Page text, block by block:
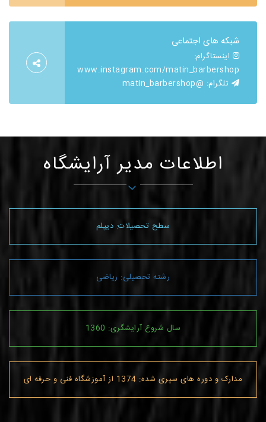
شبکه های اجتماعی
اینستاگرام:
www.instagram.com/matin_barbershop
تلگرام: @matin_barbershop
اطلاعات مدیر آرایشگاه
سطح تحصیلات: دیپلم
رشته تحصیلی: ریاضی
سال شروع آرایشگری: 1360
مدارک و دوره های سپری شده: 1374 از آموزشگاه فنی و حرفه ای